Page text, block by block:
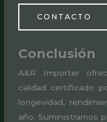
CONTACTO
Conclusión
A&R Importer
calidad certificado
longevidad,
año. Suministramos